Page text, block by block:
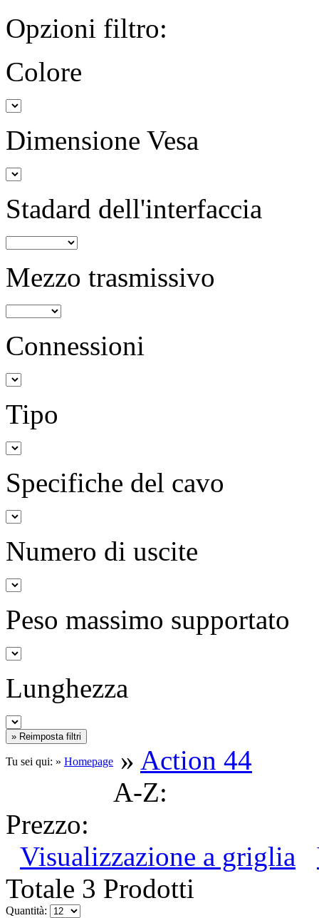
Opzioni filtro:
Colore
Dimensione Vesa
Stadard dell'interfaccia
Mezzo trasmissivo
Connessioni
Tipo
Specifiche del cavo
Numero di uscite
Peso massimo supportato
Lunghezza
Tu sei qui: » Homepage » Action 44
A-Z:
Prezzo:
Visualizzazione a griglia
Totale 3 Prodotti
Quantità: